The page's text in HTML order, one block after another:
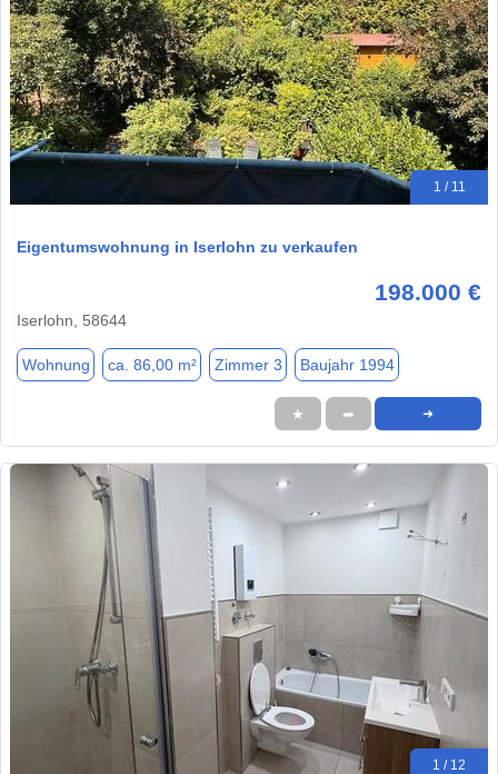
1 / 11
Eigentumswohnung in Iserlohn zu verkaufen
198.000 €
Iserlohn, 58644
Wohnung ca. 86,00 m² Zimmer 3 Baujahr 1994
★ ➦ ➜
1 / 12